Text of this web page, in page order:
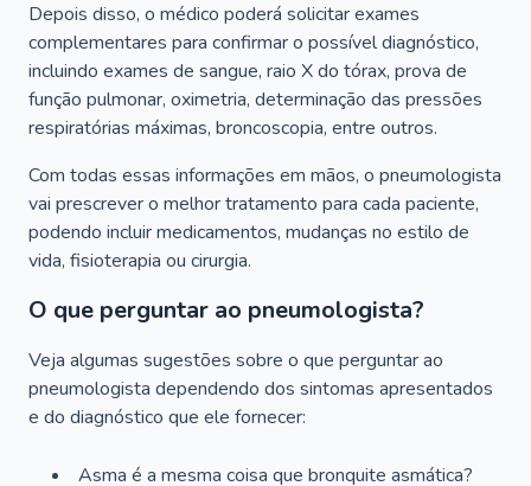
Depois disso, o médico poderá solicitar exames
complementares para confirmar o possível diagnóstico,
incluindo exames de sangue, raio X do tórax, prova de
função pulmonar, oximetria, determinação das pressões
respiratórias máximas, broncoscopia, entre outros.
Com todas essas informações em mãos, o pneumologista
vai prescrever o melhor tratamento para cada paciente,
podendo incluir medicamentos, mudanças no estilo de
vida, fisioterapia ou cirurgia.
O que perguntar ao pneumologista?
Veja algumas sugestões sobre o que perguntar ao
pneumologista dependendo dos sintomas apresentados
e do diagnóstico que ele fornecer:
Asma é a mesma coisa que bronquite asmática?